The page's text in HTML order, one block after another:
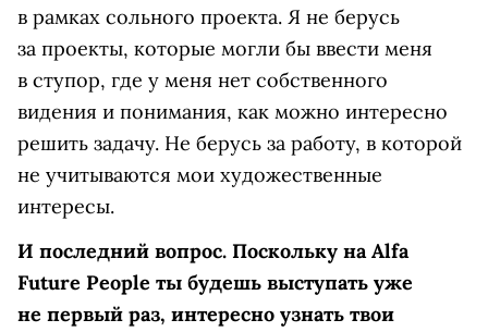
в рамках сольного проекта. Я не берусь
за проекты, которые могли бы ввести меня
в ступор, где у меня нет собственного
видения и понимания, как можно интересно
решить задачу. Не берусь за работу, в которой
не учитываются мои художественные
интересы.
И последний вопрос. Поскольку на Alfa
Future People ты будешь выступать уже
не первый раз, интересно узнать твои